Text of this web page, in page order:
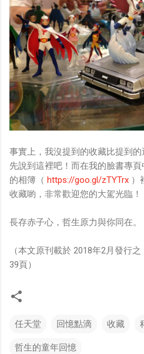
事實上，我沒提到的收藏比提到
先說到這裡吧！而在我的臉書專頁
的相簿（ https://goo.gl/zTYTrx ）
收藏喲，非常歡迎您的大駕光臨！
長存赤子心，哲生原力與你同在。
（本文原刊載於 2018年2月發行
39頁）
任天堂 回憶點滴 收藏
哲生的童年回憶